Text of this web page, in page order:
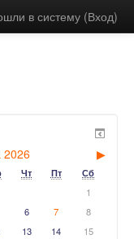
в систему (Вход)
2026 ▶︎
Чт Пт
Сб
1
6 7
8
13 14
15